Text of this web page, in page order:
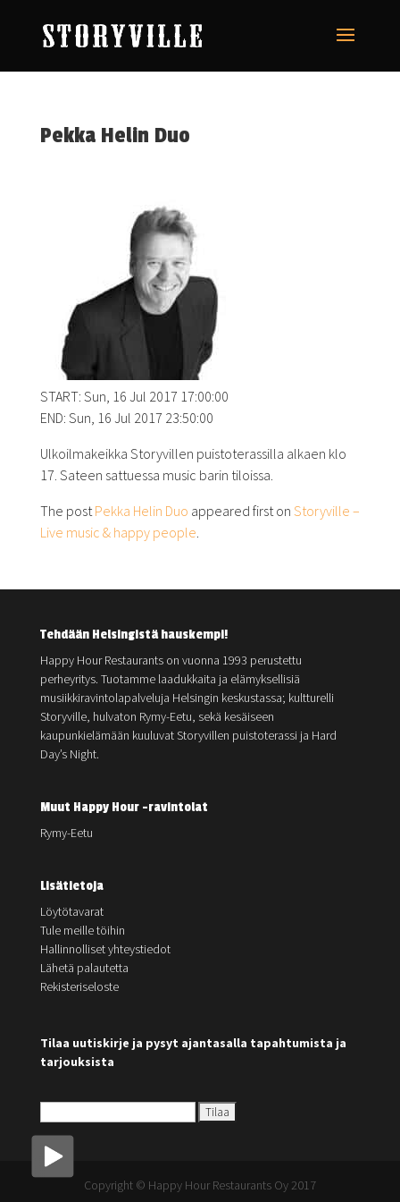
Pekka Helin Duo
START: Sun, 16 Jul 2017 17:00:00
END: Sun, 16 Jul 2017 23:50:00
Ulkoilmakeikka Storyvillen puistoterassilla alkaen klo
17. Sateen sattuessa music barin tiloissa.
The postPekka Helin Duo appeared first on Storyville –
Live music & happy people.
Tehdään Helsingistä hauskempi!
Happy Hour Restaurants on vuonna 1993 perustettu
perheyritys. Tuotamme laadukkaita ja elämyksellisiä
musiikkiravintolapalveluja Helsingin keskustassa; kultturelli
Storyville, hulvaton Rymy-Eetu, sekä kesäiseen
kaupunkielämään kuuluvat Storyvillen puistoterassi ja Hard
Day’s Night.
Muut Happy Hour -ravintolat
Rymy-Eetu
Lisätietoja
Löytötavarat
Tule meille töihin
Hallinnolliset yhteystiedot
Lähetä palautetta
Rekisteriseloste
Tilaa uutiskirje ja pysyt ajantasalla tapahtumista ja
tarjouksista
Copyright © Happy Hour Restaurants Oy 2017